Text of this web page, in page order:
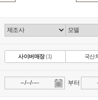
사이버매장(1) 국산
부터